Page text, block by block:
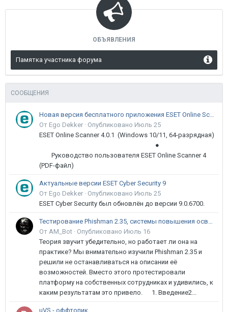
ОБЪЯВЛЕНИЯ
Памятка участника форума
СООБЩЕНИЯ
Новая версия бесплатного приложения ESET Online Scanner доступна пользователям
От Ego Dekker · Опубликовано Июль 25
ESET Online Scanner 4.0.1 (Windows 10/11, 64-разрядная)
●
Руководство пользователя ESET Online Scanner 4
(PDF-файл)
Актуальные версии ESET Cyber Security 9
От Ego Dekker · Опубликовано Июль 25
ESET Cyber Security был обновлён до версии 9.0.6700.
Тестирование Phishman 2.35, системы повышения осведомлённости пользователей в сфере ИБ
От AM_Bot · Опубликовано Июль 16
Теория звучит убедительно, но работает ли она на
практике? Мы внимательно изучили Phishman 2.35 и
решили не останавливаться на описании её
возможностей. Вместо этого протестировали
платформу на собственных сотрудниках и удивились, к
каким результатам это привело. 1. Введение2...
uVS - оффтопик